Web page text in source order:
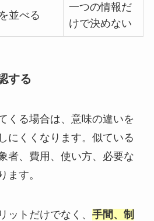
並べる
一つの情報だ
けで決めない
する
くる場合は、意味の違いを
にくくなります。似ている
者、費用、使い方、必要な
ます。
ットだけでなく、 手間、制